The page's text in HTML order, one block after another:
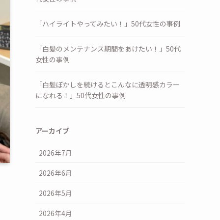
「ハイライトやってみたい！」50代女性の事例
「白髪のメンテナンス期間をあけたい！」50代
女性の事例
「白髪ぼかしを続けるとこんなに透明感カラー
になれる！」50代女性の事例
アーカイブ
2026年7月
2026年6月
2026年5月
2026年4月